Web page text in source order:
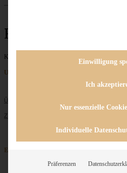
Rezept
Keine Beiträge gefunden
Unternehmen
ÜBER MICH
ZUSAMMENARBEIT
Entdecken
Einwilligung
Ich
Nur essenzielle
Individuelle
Präferenzen